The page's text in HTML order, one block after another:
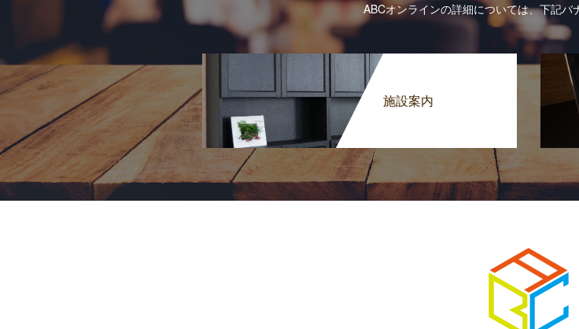
ABCオンラインの詳細については、下記バ
施設案内